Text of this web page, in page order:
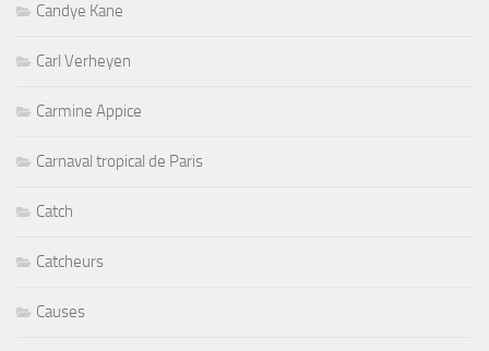
Candye Kane
Carl Verheyen
Carmine Appice
Carnaval tropical de Paris
Catch
Catcheurs
Causes